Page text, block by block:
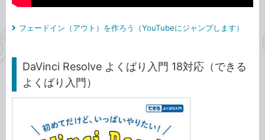
フェードイン（アウト）を作ろう（YouTubeにジャンプします）
DaVinci Resolve よくばり入門 18対応（できる
よくばり入門）